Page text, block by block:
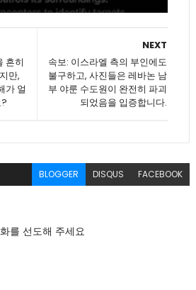
NEXT
속보: 이스라엘 측의 부인에도
불구하고, 사진들은 레바논 남
부 야룬 수도원이 완전히 파괴
되었음을 입증합니다.
흔히
만,
가 얼
BLOGGER DISQUS FACEBOOK
를 선도해 주세요